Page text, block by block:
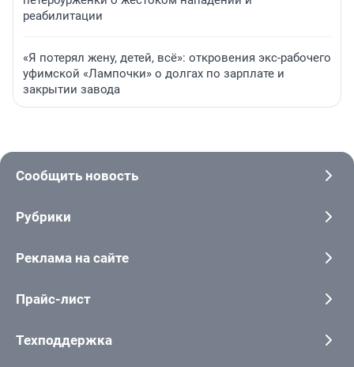
реабилитации
«Я потерял жену, детей, всё»: откровения экс-рабочего
уфимской «Лампочки» о долгах по зарплате и
закрытии завода
Сообщить новость
Рубрики
Реклама на сайте
Прайс-лист
Техподдержка